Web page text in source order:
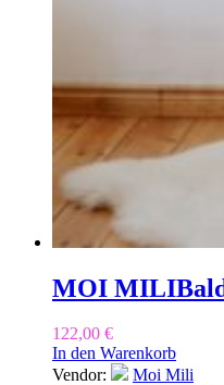
MOI MILI
122,00 €
In den Warenkorb
Vendor:
Moi Mili